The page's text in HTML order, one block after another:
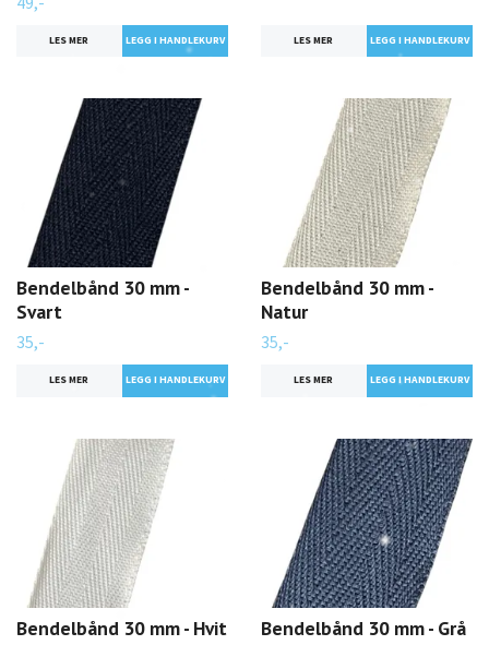
LES MER LES MER
Bendelbånd 30 mm -
Svart
35,-
LES MER
Bendelbånd 30 mm -
Natur
35,-
LES MER
Bendelbånd 30 mm - Hvit Bendelbånd 30 mm - Grå